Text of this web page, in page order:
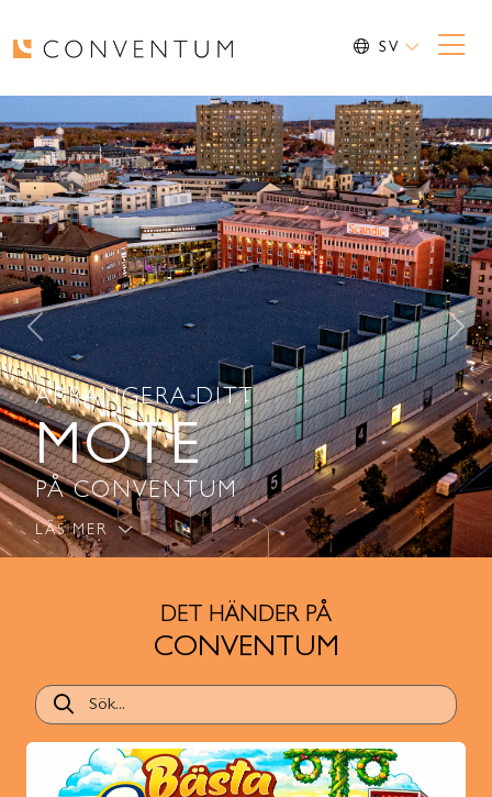
SV
ARRANGERA DITT
MÖTE
PÅ CONVENTUM
Previous
LÄS MER
DET HÄNDER PÅ
CONVENTUM